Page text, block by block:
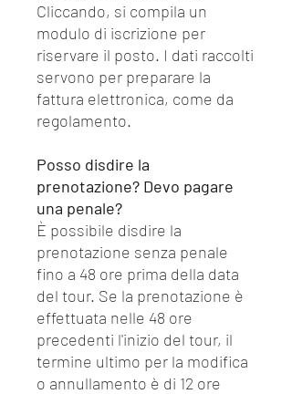
Cliccando, si compila un
modulo di iscrizione per
riservare il posto. I dati raccolti
servono per preparare la
fattura elettronica, come da
regolamento.
Posso disdire la
prenotazione? Devo pagare
una penale?
È possibile disdire la
prenotazione senza penale
fino a 48 ore prima della data
del tour. Se la prenotazione è
effettuata nelle 48 ore
precedenti l'inizio del tour, il
termine ultimo per la modifica
o annullamento è di 12 ore